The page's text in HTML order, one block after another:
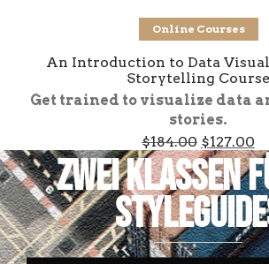
Add to cart
Online Courses
An Introduction to Data
Storytelling Course
Get trained to visualize data
stories.
$184.00 Original
price
was:
$184.00.
$127.00
is:
Zwei Klassen